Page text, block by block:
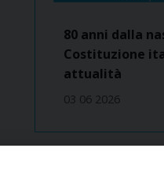
80 anni dalla
Costituzione
attualità
03 06 2026